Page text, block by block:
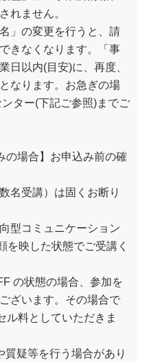
れません。
」の変更を行うと、請
きなくなります。「事
日以内(目安)に、再度、
なります。お急ぎの場
ター(下記ご参照)までご
の場合】お申込み前の確
名受講）は固くお断り
型コミュニケーション
を映した状態でご受講く
の状態の場合、参加を
ざいます。その場合で
ル料としていただきま
質疑等を行う場合があり